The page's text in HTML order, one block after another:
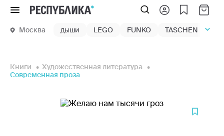
Меню
Москва дыши LEGO FUNKO TASCHEN
Книги
Художественная литература
Современная проза